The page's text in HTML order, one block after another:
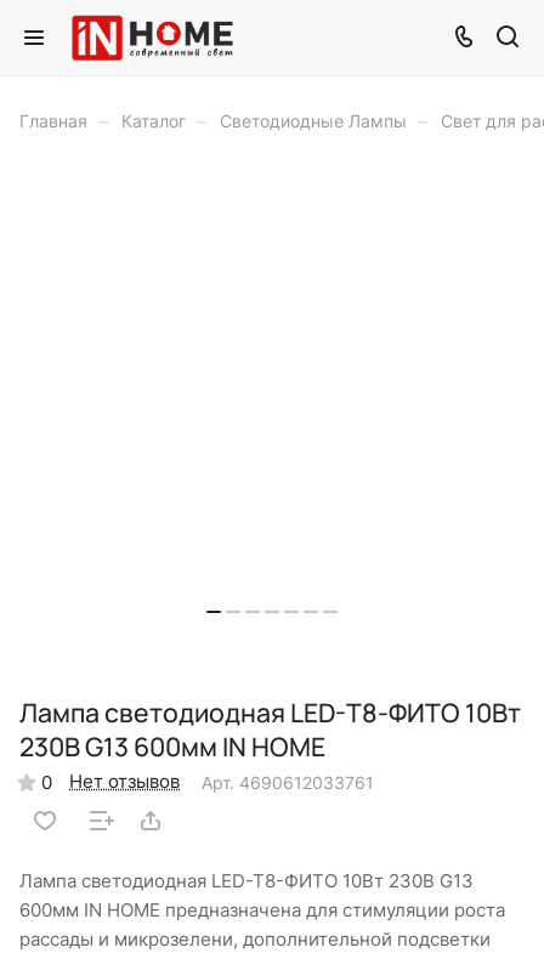
Главная – Каталог – Светодиодные Лампы – Свет для
Лампа светодиодная LED-T8-ФИТО 10Вт
230В G13 600мм IN HOME
0 Нет отзывов Арт. 4690612033761
Лампа светодиодная LED-T8-ФИТО 10Вт 230В G13
600мм IN HOME предназначена для стимуляции роста
рассады и микрозелени, дополнительной подсветки